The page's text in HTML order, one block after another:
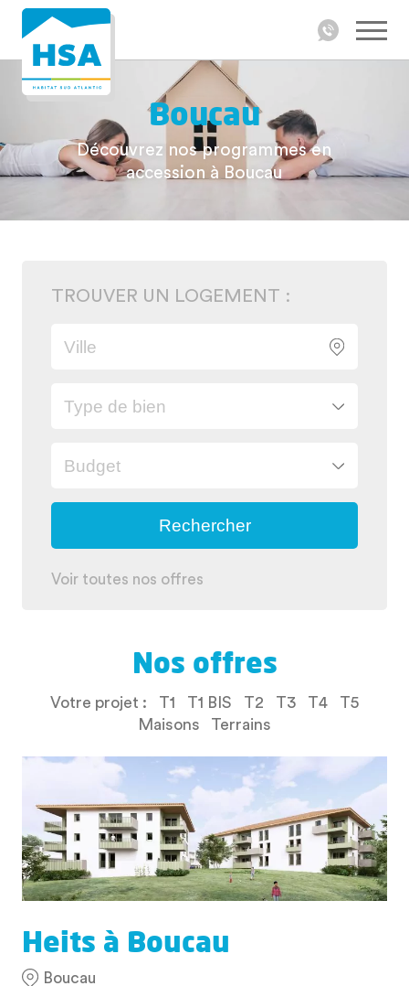
Boucau
Découvrez nos programmes en
accession à Boucau
TROUVER UN LOGEMENT
Voir toutes nos offres
Nos offres
Votre projet : T1 T1 BIS T2 T3 T4
T5
Maisons
Terrains
Heits à Boucau
Boucau